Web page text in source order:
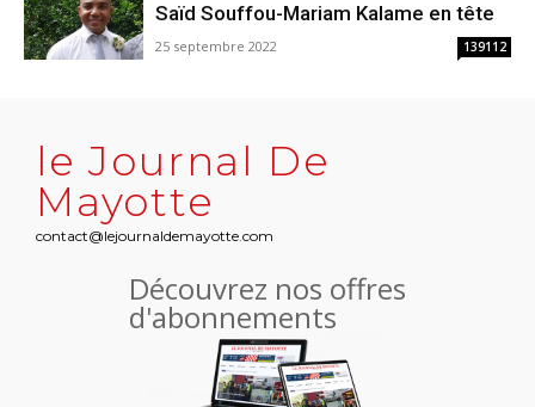
Saïd Souffou-Mariam Kalame en tête
25 septembre 2022 139112
le Journal De
Mayotte
contact@lejournaldemayotte.com
Découvrez nos offres
d'abonnements